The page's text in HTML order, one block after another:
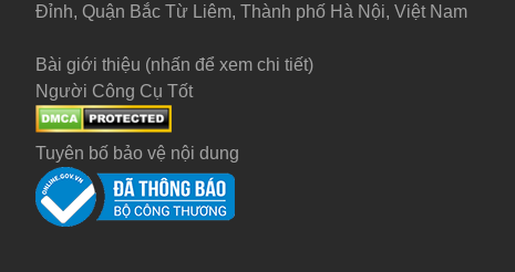
Đỉnh, Quận Bắc Từ Liêm, Thành phố Hà Nội, Việt Nam
Bài giới thiệu (nhấn để xem chi tiết)
Người Công Cụ Tốt
Tuyên bố bảo vệ nội dung